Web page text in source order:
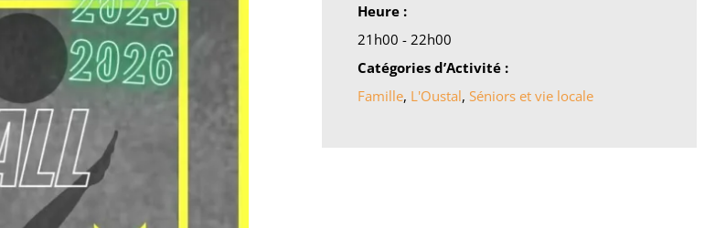
Heure :
21h00 - 22h00
Catégories d’Activité :
Famille, L'Oustal, Séniors et vie locale